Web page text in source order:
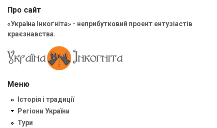
Про сайт
«Україна Інкогніта» - неприбутковий проект ентузіастів
краєзнавства.
Меню
Історія і традиції
Регіони України
Тури